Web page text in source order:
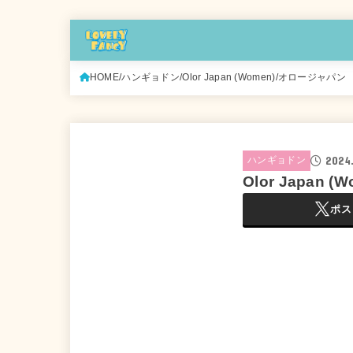
HOME ハンギョドン Olor Japan (Women)/オロージャパン
ハンギョドン
Olor Japan
ポ